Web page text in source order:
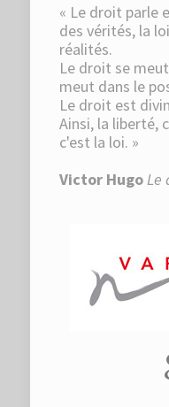
« Le droit parle
des vérités, la
réalités.
Le droit se
meut dans le
Le droit est
Ainsi, la liberté,
c'est la loi. »
Victor HugoLe